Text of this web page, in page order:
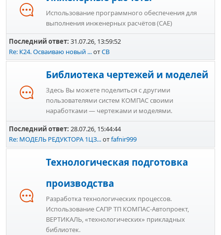
Использование программного обеспечения для
выполнения инженерных расчётов (CAE)
Последний ответ: 31.07.26, 13:59:52
Re: К24. Осваиваю новый ...отСВ
Библиотека чертежей и моделей
Здесь Вы можете поделиться с другими
пользователями систем КОМПАС своими
наработками — чертежами и моделями.
Последний ответ: 28.07.26, 15:44:44
Re: МОДЕЛЬ РЕДУКТОРА 1ЦЗ...отfafnir999
Технологическая подготовка
производства
Разработка технологических процессов.
Использование САПР ТП КОМПАС-Автопроект,
ВЕРТИКАЛЬ, «технологических» прикладных
библиотек.